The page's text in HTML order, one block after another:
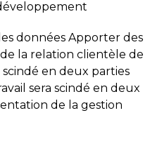
données Apporter des
la relation clientèle de
en deux parties
sera scindé en deux
de la gestion